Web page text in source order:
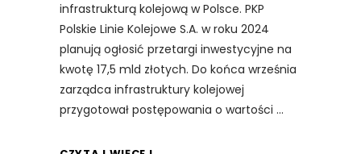
infrastrukturą kolejową w Polsce. PKP
Polskie Linie Kolejowe S.A. w roku 2024
planują ogłosić przetargi inwestycyjne na
kwotę 17,5 mld złotych. Do końca września
zarządca infrastruktury kolejowej
przygotował postępowania o wartości